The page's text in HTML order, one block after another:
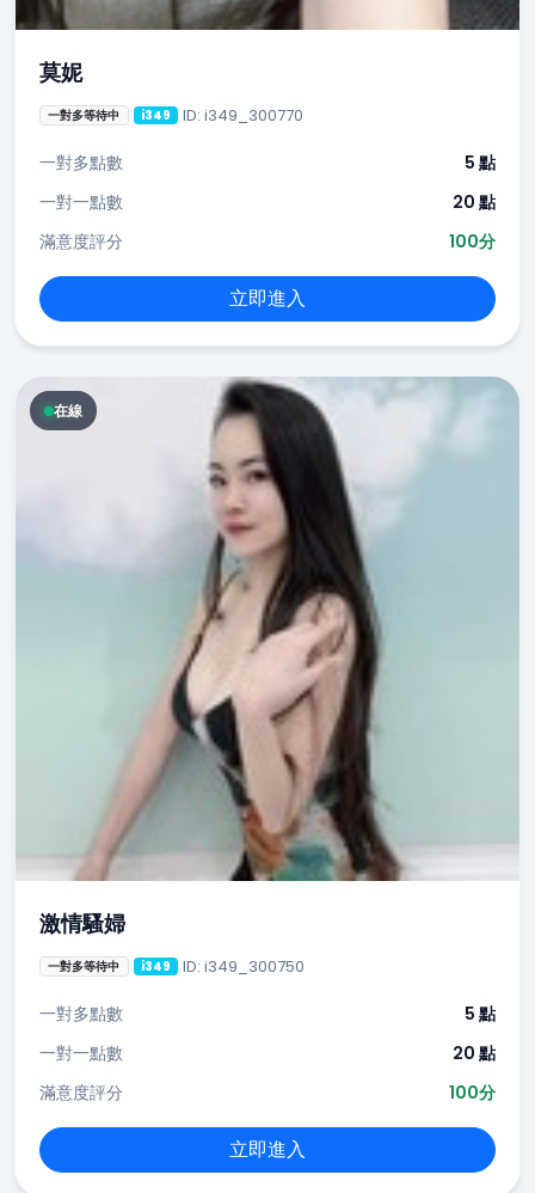
莫妮
一對多等待中 i349 ID: i349_300770
一對多點數
5 點
一對一點數
20 點
滿意度評分
100分
立即進入
在線
激情騷婦
一對多等待中 i349 ID: i349_300750
一對多點數
5 點
一對一點數
20 點
滿意度評分
100分
立即進入